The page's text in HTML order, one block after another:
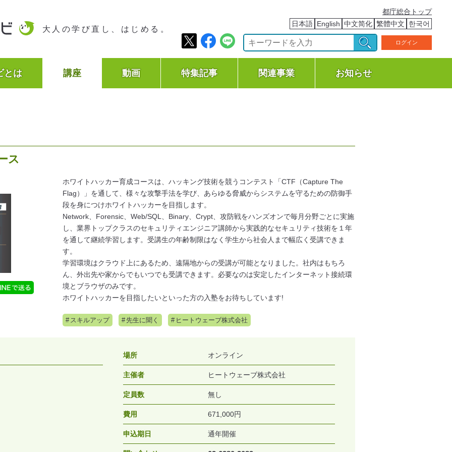
大人の学び直し、はじめる。
都庁総合トップ
日本語 English 中文简化 繁體中文 한국어
ログイン
とは 講座 動画 特集記事 関連事業 お知らせ
ス
ホワイトハッカー育成コースは、ハッキング技術を競うコンテスト「CTF（Capture The
Flag）」を通して、様々な攻撃手法を学び、あらゆる脅威からシステムを守るための防御手
段を身につけホワイトハッカーを目指します。
Network、Forensic、Web/SQL、Binary、Crypt、攻防戦をハンズオンで毎月分野ごとに実施
し、業界トップクラスのセキュリティエンジニア講師から実践的なセキュリティ技術を１年
を通して継続学習します。受講生の年齢制限はなく学生から社会人まで幅広く受講できま
す。
学習環境はクラウド上にあるため、遠隔地からの受講が可能となりました。社内はもちろ
ん、外出先や家からでもいつでも受講できます。必要なのは安定したインターネット接続環
境とブラウザのみです。
ホワイトハッカーを目指したいといった方の入塾をお待ちしています!
スキルアップ 先生に聞く ヒートウェーブ株式会社
場所 オンライン
主催者 ヒートウェーブ株式会社
定員数 無し
費用 671,000円
申込期日 通年開催